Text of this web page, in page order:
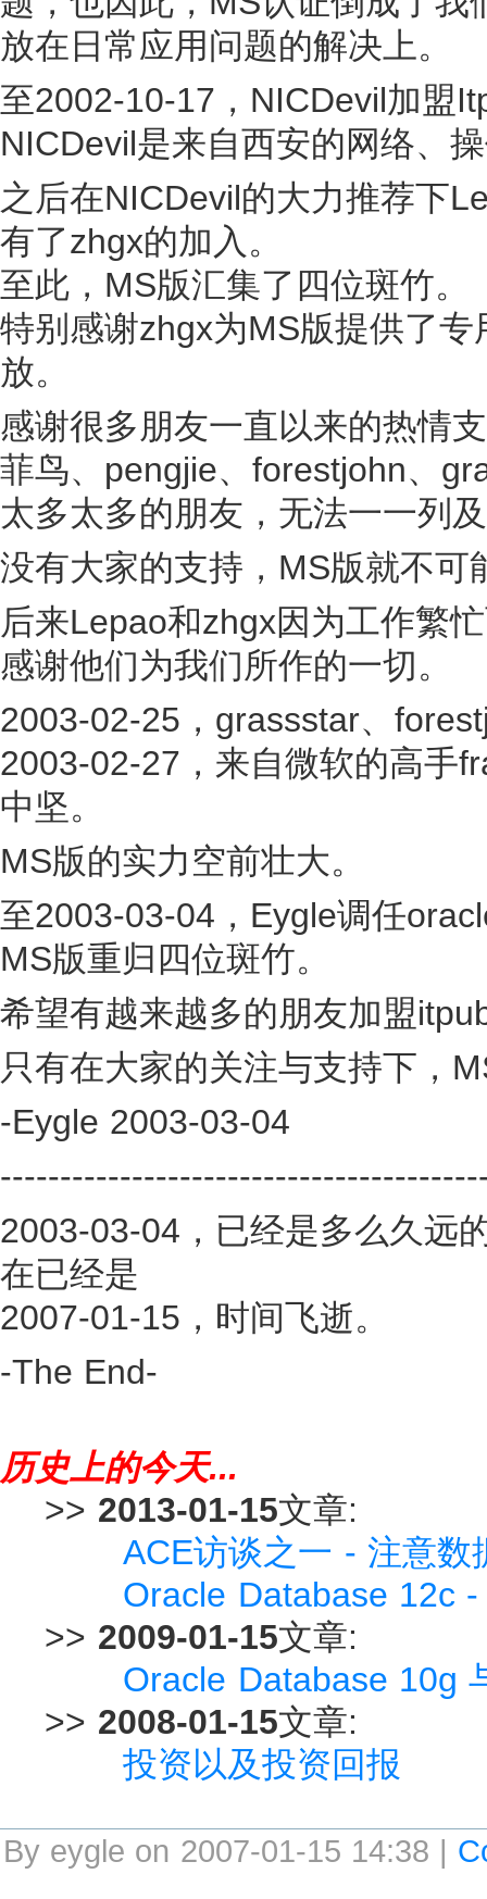
放在日常应用问题的解决上。
至2002-10-17，NICDevil加盟
NICDevil是来自西安的网络、
之后在NICDevil的大力推荐下
有了zhgx的加入。
至此，MS版汇集了四位斑竹。
特别感谢zhgx为MS版提供了
放。
感谢很多朋友一直以来的热情
菲鸟、pengjie、forestjohn、
太多太多的朋友，无法一一列
没有大家的支持，MS版就不可
后来Lepao和zhgx因为工作繁
感谢他们为我们所作的一切。
2003-02-25，grassstar、
2003-02-27，来自微软的高手
中坚。
MS版的实力空前壮大。
至2003-03-04，Eygle调任
MS版重归四位斑竹。
希望有越来越多的朋友加盟
只有在大家的关注与支持下，
-Eygle 2003-03-04
2003-03-04，已经是多么久远
在已经是
2007-01-15，时间飞逝。
-The End-
历史上的今天...
>> 2013-01-15文章:
ACE访谈之一 - 注意数
Oracle Database 12c
>> 2009-01-15文章:
Oracle Database 10g
>> 2008-01-15文章:
投资以及投资回报
By eygle on 2007-01-15 14:38 |